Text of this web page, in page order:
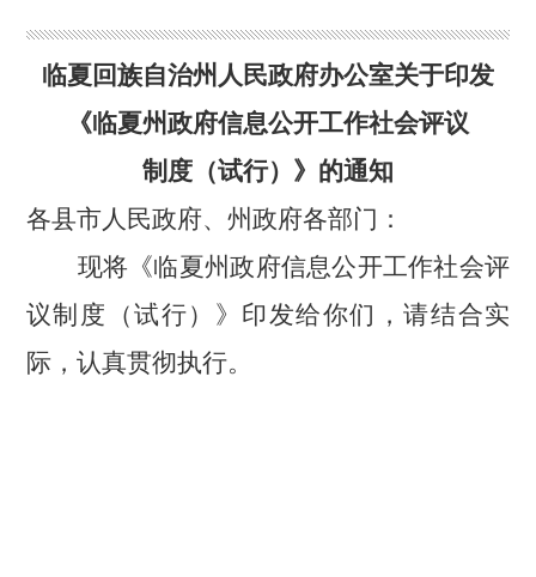
临夏回族自治州人民政府办公室关于印发
《临夏州政府信息公开工作社会评议
制度（试行）》的通知
各县市人民政府、州政府各部门：
现将《临夏州政府信息公开工作社会评
议制度（试行）》印发给你们，请结合实
际，认真贯彻执行。